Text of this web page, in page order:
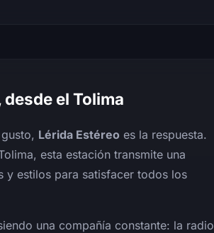
el Tolima
Lérida Estéreo es la respuesta.
esta estación transmite una
y estilos para satisfacer todos los
una compañía constante: la radio